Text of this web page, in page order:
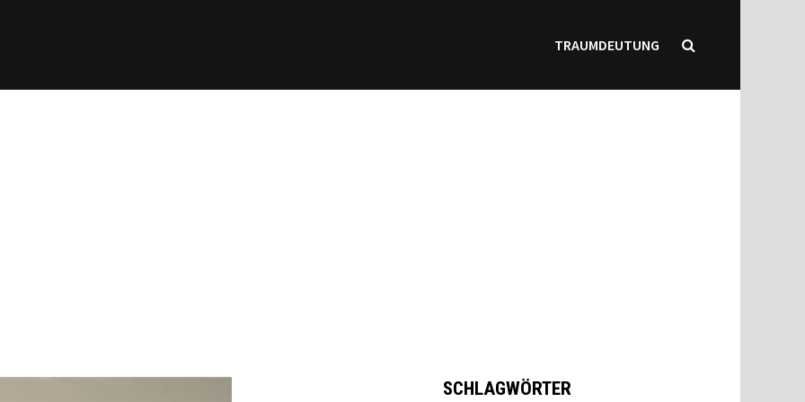
TRAUMDEUTUNG
SCHLAGWÖRTER